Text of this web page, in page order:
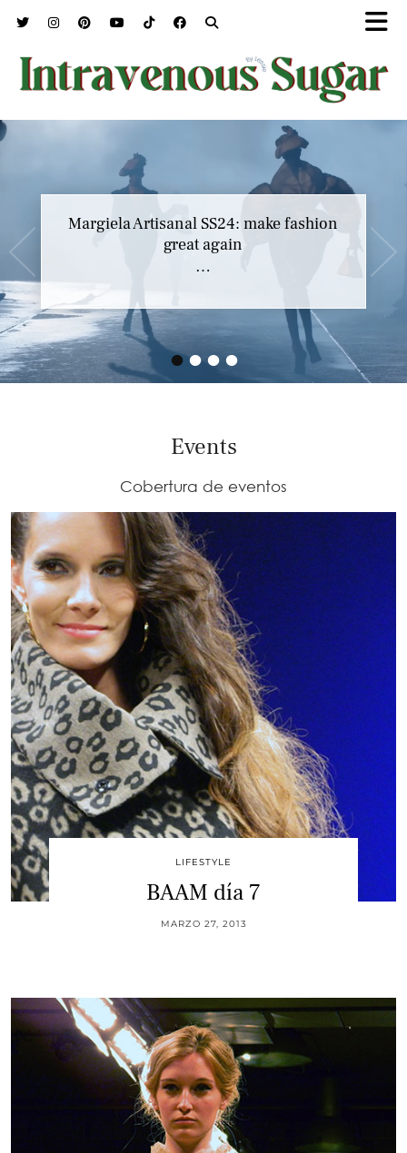
••••
Margiela Artisanal SS24: make fashion
great again
…
Marc Jacobs SS23 y el buscar confort en
nuestros héroes
…
Events
Cobertura de eventos
LIFESTYLE
BAAM día 7
MARZO 27, 2013